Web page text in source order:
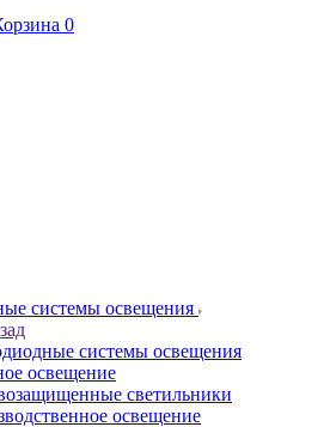
0
системы освещения
системы освещения
освещение
светильники
освещение